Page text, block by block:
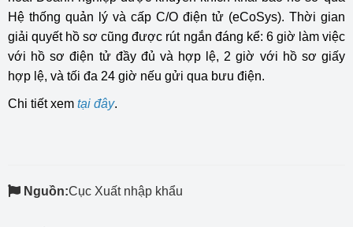
Hệ thống quản lý và cấp C/O điện tử (eCoSys). Thời gian
giải quyết hồ sơ cũng được rút ngắn đáng kể: 6 giờ làm việc
với hồ sơ điện tử đầy đủ và hợp lệ, 2 giờ với hồ sơ giấy
hợp lệ, và tối đa 24 giờ nếu gửi qua bưu điện.
Chi tiết xem tại đây.
Nguồn:Cục Xuất nhập khẩu